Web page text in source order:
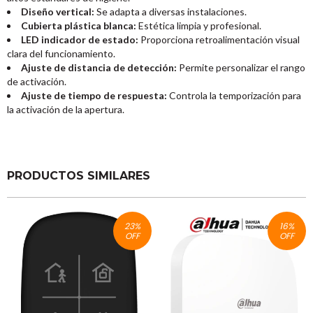
Diseño vertical: Se adapta a diversas instalaciones.
Cubierta plástica blanca: Estética limpia y profesional.
LED indicador de estado: Proporciona retroalimentación visual
clara del funcionamiento.
Ajuste de distancia de detección: Permite personalizar el rango
de activación.
Ajuste de tiempo de respuesta: Controla la temporización para
la activación de la apertura.
PRODUCTOS SIMILARES
23%
OFF
16%
OFF